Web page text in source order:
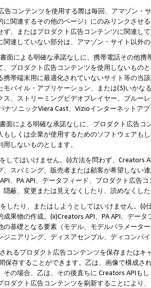
告コンテンツを使用する際は毎回、アマゾン
に関連するその他のページ）にのみリンクさせ
ず、またはプロダクト広告コンテンツに関連し
関連していない部分は、アマゾン・サイト以外
面による明確な承諾なしに、携帯電話その他
、プロダクト広告コンテンツを使用しないもの
携帯端末用に最適化されていないサイト等の当
モバイル・アプリケーション、または(3)いか
ス、ストリーミングビデオプレイヤー、ブルー
ナソニックViera Cast、Vizioインターネットア
面による明確な承諾なしに、プロダクト広告
もしくは企業が使用するためのソフトウェアも
しないものとします。
してはいけません。(i)方法を問わず、Creators
、スパミング、販売者または顧客が希望しない
、PA API、データフィード、プロダクト広告
隠蔽、変更または見えなくしたり、読めなくし
したり、またはしようとしてはいけません。
成果物の作成。(ii)Creators API、PA API、デー
の基礎となる要素（モデル、モデルパラメータ
ジニアリング、ディスアセンブル、ディコンパ
れるプロダクト広告コンテンツを保存または
保存することができます。乙は、画像で構成
その場合、乙は、その後直ちに Creators APIも
ロダクト広告コンテンツを刷新することにより